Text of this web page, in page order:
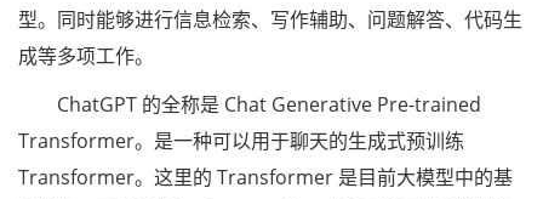
型。同时能够进行信息检索、写作辅助、问题解答、代码生
成等多项工作。
ChatGPT 的全称是 Chat Generative Pre-trained
Transformer。是一种可以用于聊天的生成式预训练
Transformer。这里的 Transformer 是目前大模型中的基